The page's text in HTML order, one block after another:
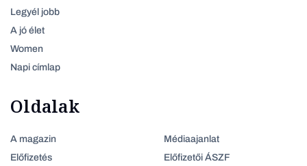
Legyél jobb
A jó élet
Women
Napi címlap
Oldalak
A magazin
Előfizetés
Médiaajanlat
Előfizetői ÁSZF